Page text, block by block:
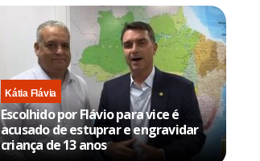
Kátia Flávia
Escolhido por Flávio para vice é
acusado de estuprar e engravidar
criança de 13 anos